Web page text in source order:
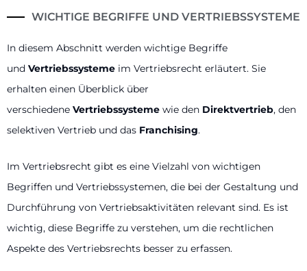
WICHTIGE BEGRIFFE UND VERTRIEBSSYSTEME
In diesem Abschnitt werden wichtige Begriffe
und Vertriebssysteme im Vertriebsrecht erläutert. Sie
erhalten einen Überblick über
verschiedene Vertriebssysteme wie den Direktvertrieb, den
selektiven Vertrieb und das Franchising.
Im Vertriebsrecht gibt es eine Vielzahl von wichtigen
Begriffen und Vertriebssystemen, die bei der Gestaltung und
Durchführung von Vertriebsaktivitäten relevant sind. Es ist
wichtig, diese Begriffe zu verstehen, um die rechtlichen
Aspekte des Vertriebsrechts besser zu erfassen.